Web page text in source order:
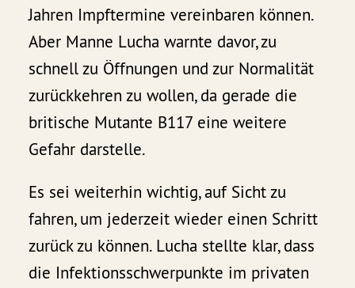
Jahren Impftermine vereinbaren können.
Aber Manne Lucha warnte davor, zu
schnell zu Öffnungen und zur Normalität
zurückkehren zu wollen, da gerade die
britische Mutante B117 eine weitere
Gefahr darstelle.
Es sei weiterhin wichtig, auf Sicht zu
fahren, um jederzeit wieder einen Schritt
zurück zu können. Lucha stellte klar, dass
die Infektionsschwerpunkte im privaten